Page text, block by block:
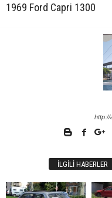
1969 Ford Capri 1300
http://
İLGILI HABERLER